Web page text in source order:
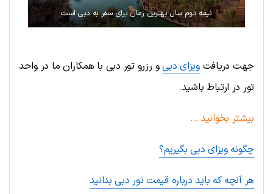
نیمه دوم سال بهترین زمان برای سفر به دبی است
جهت دریافتویزای دبیو رزرو تور دبی با همکاران ما در واحد
تور در ارتباط باشید.
بیشتر بخوانید …
چگونه ویزای دبی بگیریم؟
هر آنچه که باید درباره قیمت تور دبی بدانید